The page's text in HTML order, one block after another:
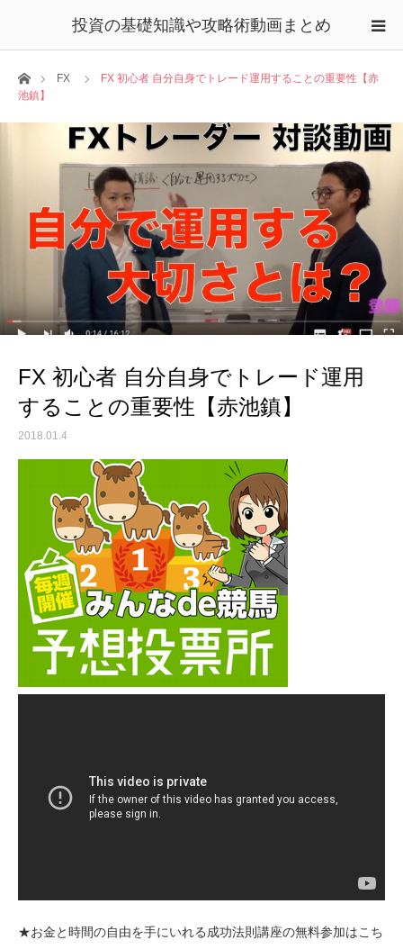
投資の基礎知識や攻略術動画まとめ
ホームFX
FX 初心者 自分自身でトレード運用することの重要性【赤
池鎮】
FX 初心者 自分自身でトレード運用
することの重要性【赤池鎮】
2018.01.4
★お金と時間の自由を手にいれる成功法則講座の無料参加はこち